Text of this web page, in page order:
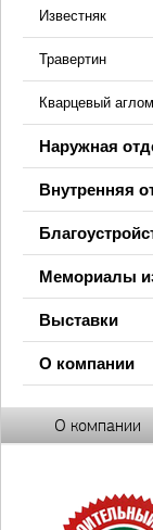
Известняк
Травертин
Кварцевый
Наружная
Внутренняя
Мемориалы
Выставки
О компании
О компании